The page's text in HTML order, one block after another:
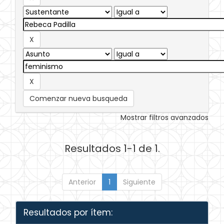
Comenzar nueva busqueda
Mostrar filtros avanzados
Resultados 1-1 de 1.
Anterior 1 Siguiente
Resultados por ítem: